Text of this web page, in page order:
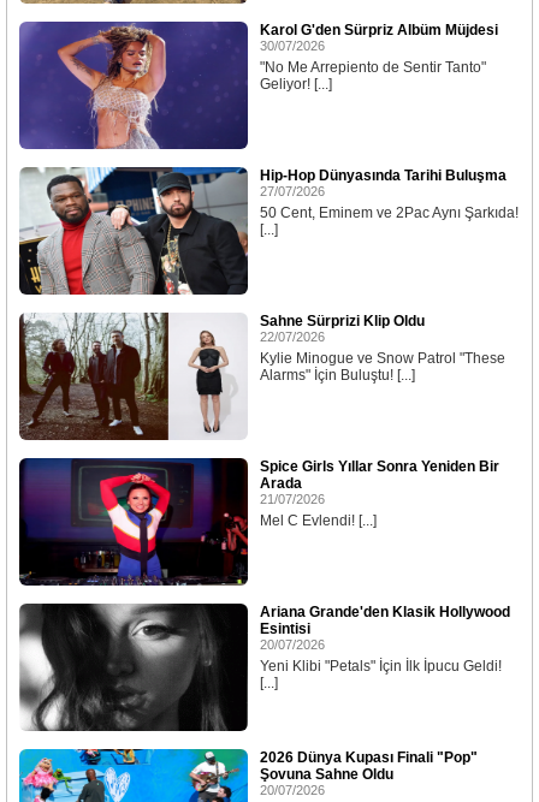
Karol G'den Sürpriz Albüm Müjdesi
30/07/2026
"No Me Arrepiento de Sentir Tanto"
Geliyor! [...]
Hip-Hop Dünyasında Tarihi Buluşma
27/07/2026
50 Cent, Eminem ve 2Pac Aynı Şarkıda!
[...]
Sahne Sürprizi Klip Oldu
22/07/2026
Kylie Minogue ve Snow Patrol "These
Alarms" İçin Buluştu! [...]
Spice Girls Yıllar Sonra Yeniden Bir
Arada
21/07/2026
Mel C Evlendi! [...]
Ariana Grande'den Klasik Hollywood
Esintisi
20/07/2026
Yeni Klibi "Petals" İçin İlk İpucu Geldi!
[...]
2026 Dünya Kupası Finali "Pop"
Şovuna Sahne Oldu
20/07/2026